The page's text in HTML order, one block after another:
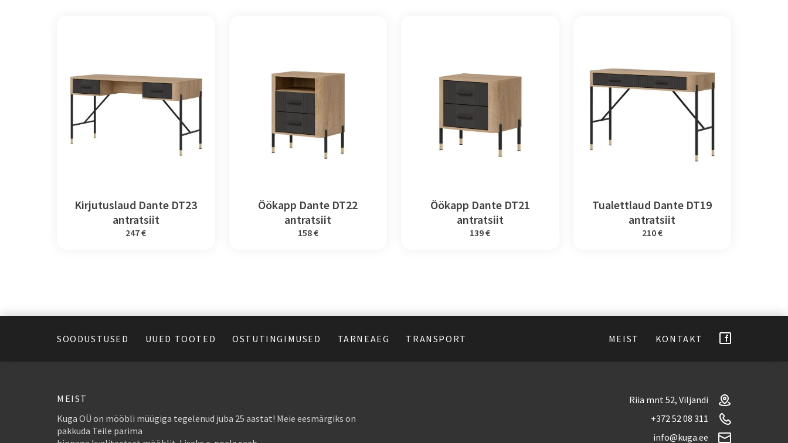
Kirjutuslaud Dante DT23
antratsiit
247 €
Öökapp Dante DT22
antratsiit
158 €
Öökapp Dante DT21
antratsiit
139 €
Tualettlaud Dante DT19
antratsiit
210 €
SOODUSTUSED UUED TOOTED OSTUTINGIMUSED TARNEAEG TRANSPORT MEIST KONTAKT
MEIST
Kuga OÜ on mööbli müügiga tegelenud juba 25 aastat! Meie eesmärgiks on
pakkuda Teile parima
Riia mnt 52, Viljandi
+372 52 08 311
info@kuga.ee